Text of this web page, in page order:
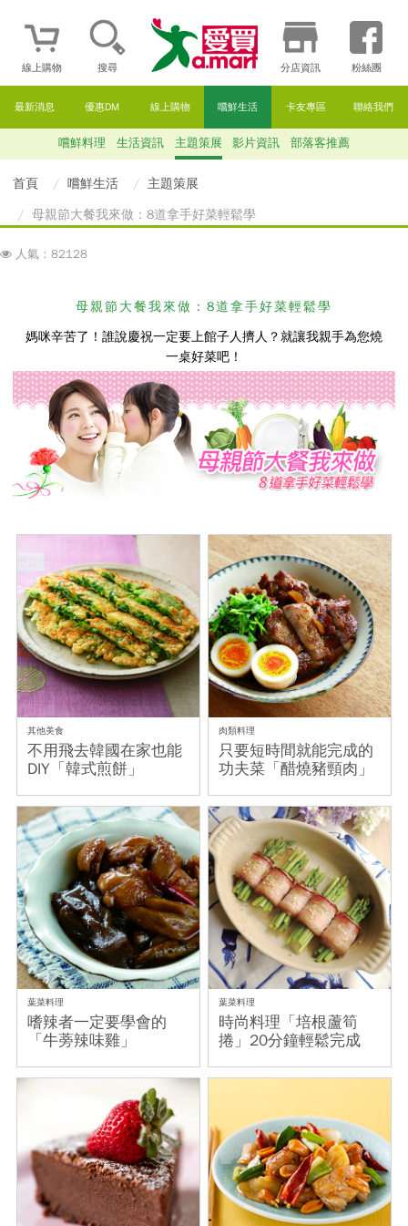
線上購物 搜尋 分店資訊 粉絲團
最新消息 優惠DM 線上購物 嚐鮮生活 卡友專區 聯絡我們
嚐鮮料理 生活資訊 主題策展 影片資訊 部落客推薦
首頁 嚐鮮生活
主題策展
母親節大餐我來做：8道拿手好菜輕鬆學
人氣：82128
母親節大餐我來做：8道拿手好菜輕鬆學
媽咪辛苦了！誰說慶祝一定要上館子人擠人？就讓我親手為您燒
一桌好菜吧！
其他美食
不用飛去韓國在家也能
DIY「韓式煎餅」
肉類料理
只要短時間就能完成的
功夫菜「醋燒豬頸肉」
葉菜料理
嗜辣者一定要學會的
「牛蒡辣味雞」
葉菜料理
時尚料理「培根蘆筍
捲」20分鐘輕鬆完成